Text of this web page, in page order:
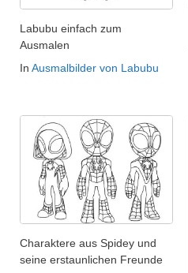
Labubu einfach zum
Ausmalen
In Ausmalbilder von Labubu
Charaktere aus Spidey und
seine erstaunlichen Freunde